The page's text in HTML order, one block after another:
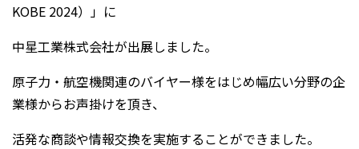
KOBE 2024）」に
中星工業株式会社が出展しました。
原子力・航空機関連のバイヤー様をはじめ幅広い分野の企
業様からお声掛けを頂き、
活発な商談や情報交換を実施することができました。